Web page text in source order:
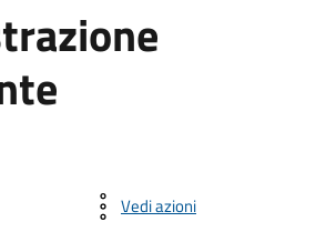
Vedi azioni